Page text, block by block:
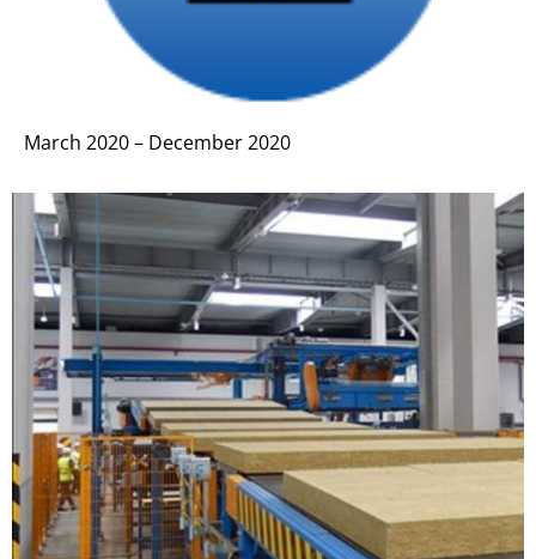
March 2020 – December 2020